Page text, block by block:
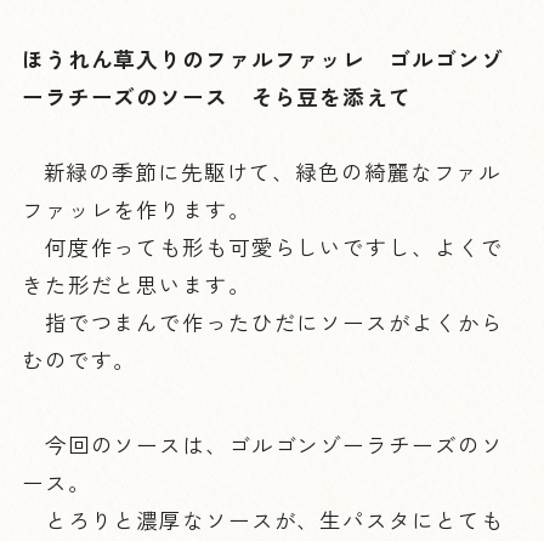
ほうれん草入りのファルファッレ ゴルゴンゾ
ーラチーズのソース そら豆を添えて
新緑の季節に先駆けて、緑色の綺麗なファル
ファッレを作ります。
何度作っても形も可愛らしいですし、よくで
きた形だと思います。
指でつまんで作ったひだにソースがよくから
むのです。
今回のソースは、ゴルゴンゾーラチーズのソ
ース。
とろりと濃厚なソースが、生パスタにとても